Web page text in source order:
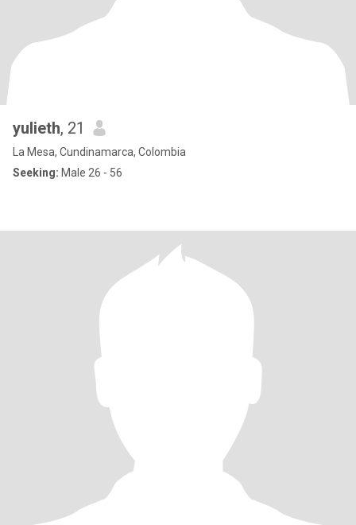
yulieth, 21
La Mesa, Cundinamarca, Colombia
Seeking: Male 26 - 56